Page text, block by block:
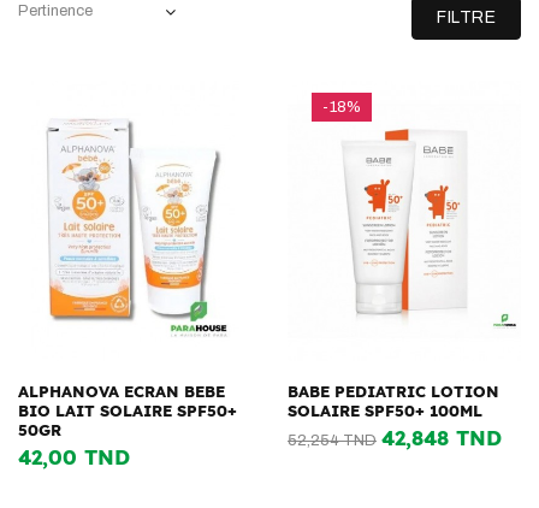
Pertinence FILTRE
ALPHANOVA ECRAN BEBE
BIO LAIT SOLAIRE SPF50+
50GR
42,00 TND
-18%
BABE PEDIATRIC LOTION
SOLAIRE SPF50+ 100ML
52,254 TND 42,848 TND